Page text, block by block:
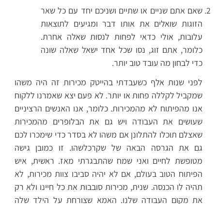
שאם אתם שניים או שתיים ושניכם יחד עם כל שאר
הזוגות שואלים את אותו דבר ומגיעים לתוצאות
עלובות, אולי כדאי לפחות לנסות שאלה אחרת.
כלומר, אתם זוג, נסו שכל אחד ישאל שאלה שונה
כדי לבחון מה עובד טוב יותר.
לפני שנות אלף כשעבדתי בהייטק מכירות זה היה משהו
שמקביל לקללה פחות או יותר. לא פעם יצא שאמרנו ללקוח
אנו מהפיתוח לא מהמכירות. כלומר, אנו האנשים הרציניים
שעושים את העבודה ויש גם את הבלופרים מהמכירות
שאצלם תוכלו להתלונן אם משהו לא בסדר כדי שימכרו לכם
גם את הגרסה הבאה של שקרכלשהו. זו כמובן גישה
מטופשת לחיים ואני שמח שהתבגרתי מאז. ראשית, איש
הפיתוח הטוב בעולם, אם לא יהיה סביבו צוות מכירות, לא
תהיה לו הכנסה. שנית, מכירות סובבות את כל חיינו ולא רק
את מקום העבודה שלנו. האמא שצורחת על הילד שלה